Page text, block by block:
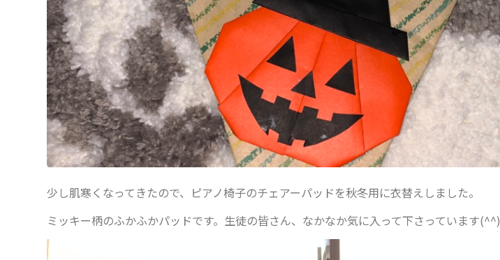
少し肌寒くなってきたので、ピアノ椅子のチェアーパッドを秋冬用に衣替えしました。
ミッキー柄のふかふかパッドです。生徒の皆さん、なかなか気に入って下さっています(^^)